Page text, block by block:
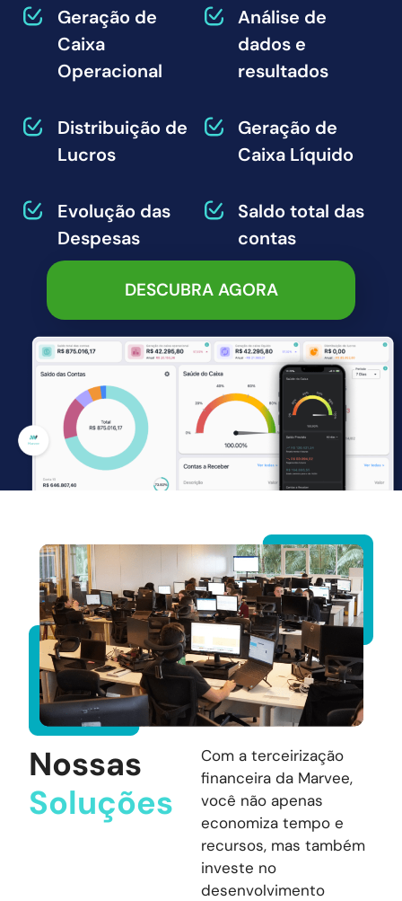
Geração de
Caixa
Operacional
Distribuição de
Lucros
Evolução das
Despesas
Análise de
dados e
resultados
Geração de
Caixa Líquido
Saldo total das
contas
DESCUBRA AGORA
Nossas
Soluções
Com a terceirização
financeira da Marvee,
você não apenas
economiza tempo e
recursos, mas também
investe no
desenvolvimento